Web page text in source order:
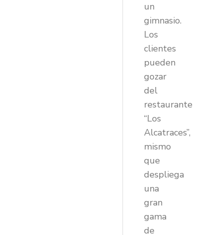
un
gimnasio.
Los
clientes
pueden
gozar
del
restaurante
“Los
Alcatraces”,
mismo
que
despliega
una
gran
gama
de